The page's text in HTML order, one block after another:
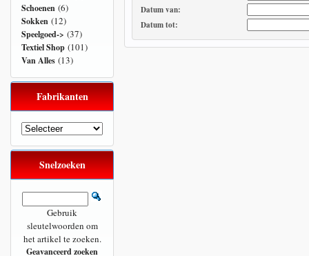
Datum van:
Datum tot:
Schoenen (6)
Sokken (12)
Speelgoed-> (37)
Textiel Shop (101)
Van Alles (13)
Fabrikanten
Snelzoeken
Gebruik
sleutelwoorden om
het artikel te zoeken.
Geavanceerd zoeken